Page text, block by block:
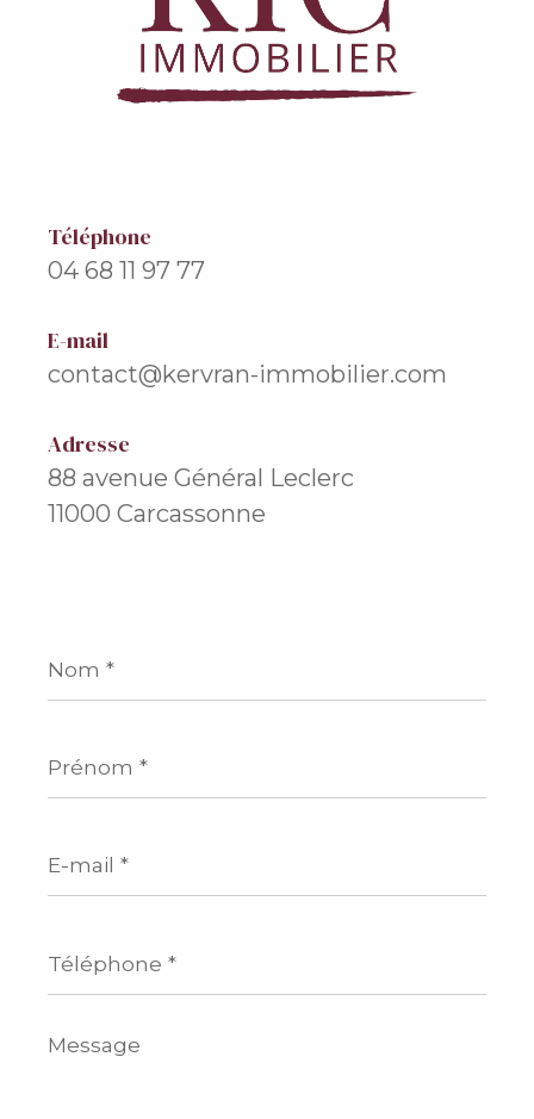
Téléphone
04 68 11 97 77
E-mail
contact@kervran-immobilier.com
Adresse
88 avenue Général Leclerc
11000 Carcassonne
*
*
mail
*
*
Message
*